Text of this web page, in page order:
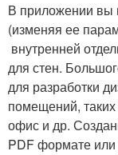
В приложении вы
(изменяя ее
внутренней
для стен.
для разработки
помещений, таких
офис и др.
PDF формате или